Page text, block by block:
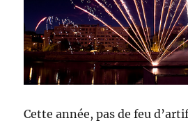
Cette année, pas de feu